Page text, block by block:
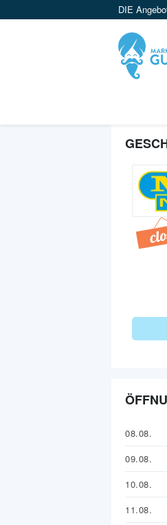
DIE
08.08.
09.08.
10.08.
11.08.